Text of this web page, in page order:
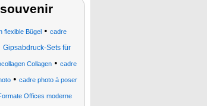
flexible Bügel • cadre
Gipsabdruck-Sets für
Collagen• cadre
• cadre photo à poser
Offices moderne